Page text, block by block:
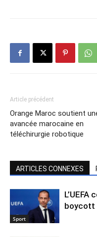
Article précédent
Orange Maroc soutient
avancée marocaine en
téléchirurgie robotique
ARTICLES CONNEXES
Sport
boycott